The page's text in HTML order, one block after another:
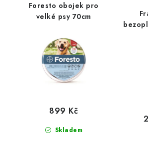
Foresto obojek pro
velké psy 70cm
Skladem
899 Kč